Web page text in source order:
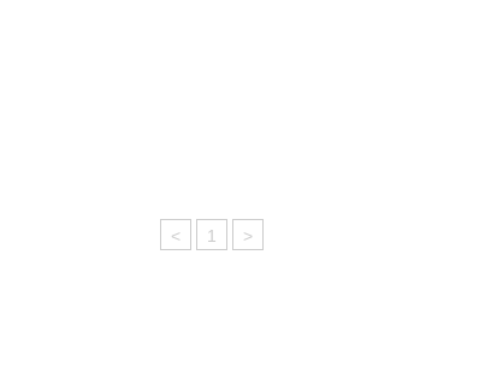
< 1 >